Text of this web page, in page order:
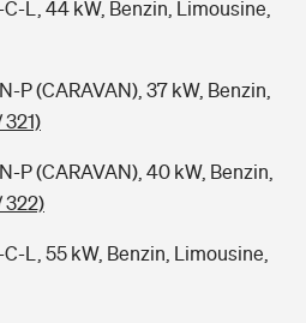
L, 44 kW, Benzin, Limousine,
P (CARAVAN), 37 kW, Benzin,
P (CARAVAN), 40 kW, Benzin,
322)
L, 55 kW, Benzin, Limousine,